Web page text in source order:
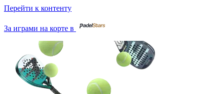
Перейти к контенту
За играми на корте в